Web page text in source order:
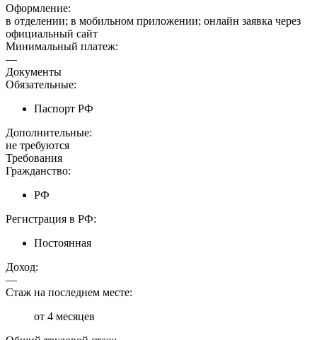
Оформление:
в отделении; в мобильном приложении; онлайн заявка через
официальный сайт
Минимальный платеж:
—
Документы
Обязательные:
Паспорт РФ
Дополнительные:
не требуются
Требования
Гражданство:
РФ
Регистрация в РФ:
Постоянная
Доход:
—
Стаж на последнем месте:
от 4 месяцев